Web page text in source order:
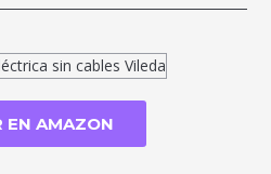
EN AMAZON